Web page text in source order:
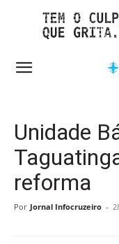
Unidade
reforma
Por Jornal Infocruzeiro -